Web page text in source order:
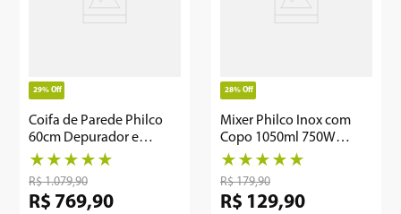
29% Off
Coifa de Parede Philco
60cm Depurador e
Exaustor PCO60I Flat
★ ★ ★ ★ ★
R$ 1.079,90
R$ 769,90
28% Off
Mixer Philco Inox com
Copo 1050ml 750W
PMXE01
★ ★ ★ ★ ★
R$ 179,90
R$ 129,90